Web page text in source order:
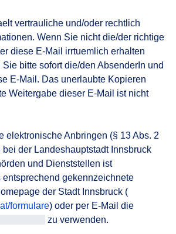
vertrauliche und/oder rechtlich
Wenn Sie nicht die/der richtige
diese E-Mail irrtuemlich erhalten
bitte sofort die/den AbsenderIn und
E-Mail. Das unerlaubte Kopieren
Weitergabe dieser E-Mail ist nicht
elektronische Anbringen (§ 13 Abs. 2
bei der Landeshauptstadt Innsbruck
und Dienststellen ist
gekennzeichnete
der Stadt Innsbruck (
formulare) oder per E-Mail die